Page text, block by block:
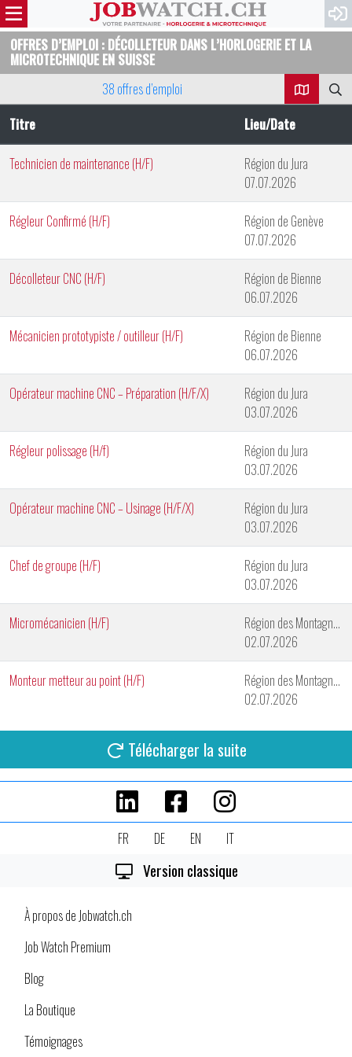
OFFRES D’EMPLOI : DÉCOLLETEUR DANS L’HORLOGERIE ET LA
MICROTECHNIQUE EN SUISSE
38 offres d’emploi
Titre
Lieu/Date
Technicien de maintenance (H/F)
Région du Jura
07.07.2026
Régleur Confirmé (H/F)
Région de Genève
07.07.2026
Décolleteur CNC (H/F)
Région de Bienne
06.07.2026
Mécanicien prototypiste / outilleur (H/F)
Région de Bienne
06.07.2026
Opérateur machine CNC – Préparation (H/F/X)
Région du Jura
03.07.2026
Régleur polissage (H/f)
Région du Jura
03.07.2026
Opérateur machine CNC – Usinage (H/F/X)
Région du Jura
03.07.2026
Chef de groupe (H/F)
Région du Jura
03.07.2026
Micromécanicien (H/F)
Région des Montagnes Neuchâteloises
02.07.2026
Monteur metteur au point (H/F)
Région des Montagnes Neuchâteloises
02.07.2026
Télécharger la suite
FR DE EN IT
Version classique
À propos de Jobwatch.ch
Job Watch Premium
Blog
La Boutique
Témoignages